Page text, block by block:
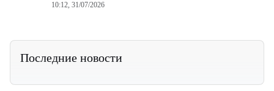
10:12, 31/07/2026
Последние новости